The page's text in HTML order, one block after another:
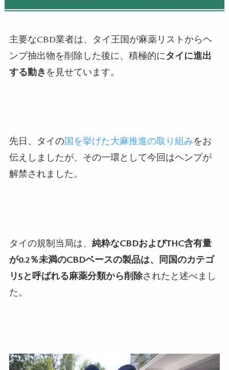
主要なCBD業者は、タイ王国が麻薬リストからヘ
ンプ抽出物を削除した後に、積極的にタイに進出
する動き を見せています。
先日、タイの国を挙げた大麻推進の取り組みをお
伝えしましたが、その一環として今回はヘンプが
解禁されました。
タイの規制当局は、 純粋なCBDおよびTHC含有量
が0.2％未満のCBDベースの製品は、同国のカテゴ
リ 5と呼ばれる麻薬分類から削除されたと述べまし
た。